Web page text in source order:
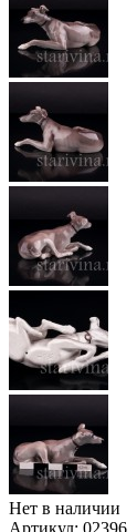
Нет в наличии
Артикул: 02396